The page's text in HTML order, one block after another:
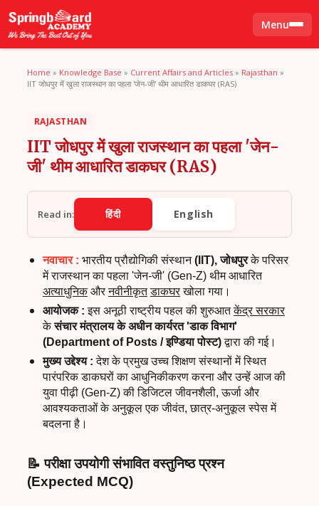
Menu
Home » Knowledge Base » Current Affairs and Articles» Rajasthan »
IIT जोधपुर में खुला राजस्थान का पहला 'जेन-जी' थीम आधारित डाकघर (RAS)
RAJASTHAN
IIT जोधपुर में खुला राजस्थान का पहला 'जेन-
जी' थीम आधारित डाकघर (RAS)
Read in: हिंदी English
नवाचार : भारतीय प्रौद्योगिकी संस्थान(IIT),जोधपुरके परिसर
में राजस्थान का पहला 'जेन-जी' (Gen-Z) थीम आधारित
अत्याधुनिकऔरनवीनीकृत डाकघरखोला गया।
आयोजक : इस अनूठी राष्ट्रीय पहल की शुरुआतकेंद्र सरकार
केसंचार मंत्रालय के अधीन कार्यरत'डाक विभाग'
(Department of Posts /इण्डिया पोस्ट)द्वारा की गई।
मुख्य उद्देश्य : देश के प्रमुख उच्च शिक्षण संस्थानों में स्थित
पारंपरिक डाकघरों का आधुनिकीकरण करना और उन्हें आज की
युवा पीढ़ी (Gen-Z)की डिजिटल जीवनशैली,ऊर्जा और
आवश्यकताओं के अनुकूल एक जीवंत,छात्र-अनुकूल स्पेस में
बदलना है।
📝 परीक्षा उपयोगी संभावित वस्तुनिष्ठ प्रश्न
(Expected MCQ)